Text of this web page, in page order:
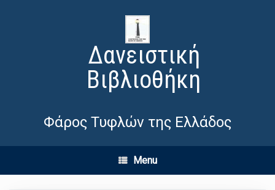
Δανειστική
Βιβλιοθήκη
Φάρος Τυφλών της Ελλάδος
Menu